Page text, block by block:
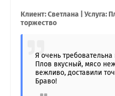
Клиент: Светлана | Услуга:
торжество
Я очень требовательна
Плов вкусный, мясо
вежливо, доставили
Браво!